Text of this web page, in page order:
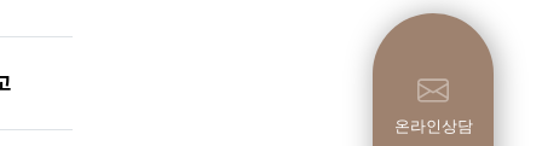
온라인상담